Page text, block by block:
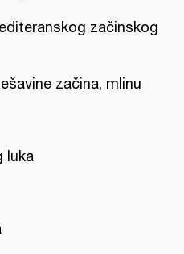
začinskog
začina, mlinu
luka